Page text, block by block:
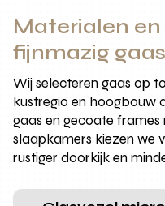
Materialen
fijnmazig gaas
Wij selecteren gaas op
kustregio en hoogbouw
gaas en gecoate
slaapkamers kiezen we
rustiger doorkijk en